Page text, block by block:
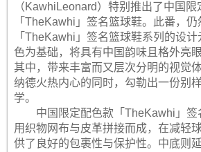
（KawhiLeonard）特别推出了中国限
「TheKawhi」签名篮球鞋。此番，仍
「TheKawhi」签名篮球鞋系列的设
色为基础，将具有中国韵味且格外亮
其中，带来丰富而又层次分明的视觉
纳德火热内心的同时，勾勒出一份别
学。
中国限定配色款「TheKawhi」签
用织物网布与皮革拼接而成，在减轻
供了良好的包裹性与保护性。中底则